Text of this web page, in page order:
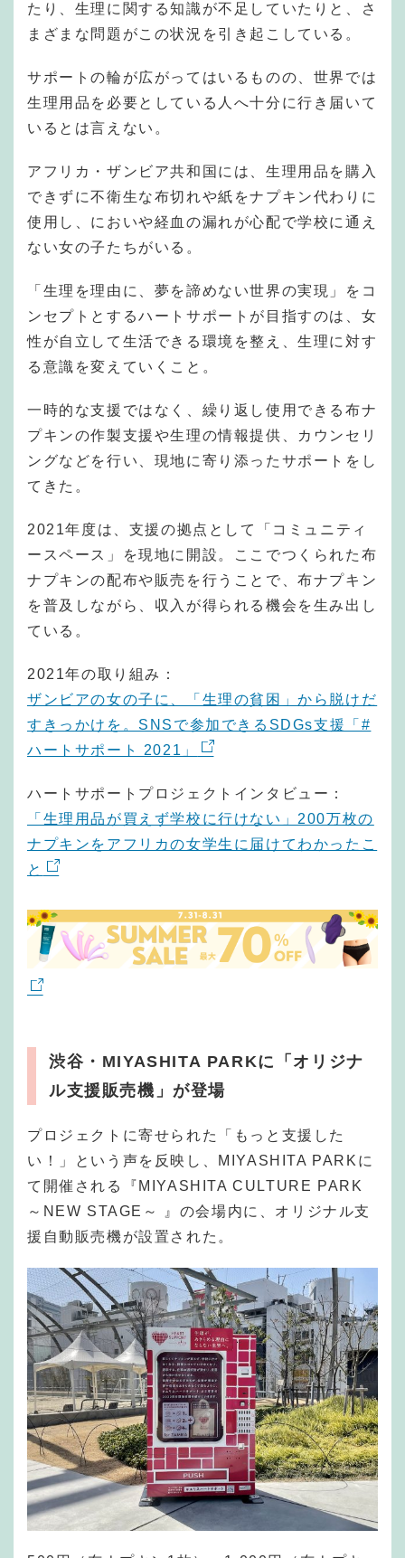
たり、生理に関する知識が不足していたりと、さ
まざまな問題がこの状況を引き起こしている。
サポートの輪が広がってはいるものの、世界では
生理用品を必要としている人へ十分に行き届いて
いるとは言えない。
アフリカ・ザンビア共和国には、生理用品を購入
できずに不衛生な布切れや紙をナプキン代わりに
使用し、においや経血の漏れが心配で学校に通え
ない女の子たちがいる。
「生理を理由に、夢を諦めない世界の実現」をコ
ンセプトとするハートサポートが目指すのは、女
性が自立して生活できる環境を整え、生理に対す
る意識を変えていくこと。
一時的な支援ではなく、繰り返し使用できる布ナ
プキンの作製支援や生理の情報提供、カウンセリ
ングなどを行い、現地に寄り添ったサポートをし
てきた。
2021年度は、支援の拠点として「コミュニティ
ースペース」を現地に開設。ここでつくられた布
ナプキンの配布や販売を行うことで、布ナプキン
を普及しながら、収入が得られる機会を生み出し
ている。
2021年の取り組み：
ザンビアの女の子に、「生理の貧困」から脱けだ
すきっかけを。SNSで参加できるSDGs支援「#
ハートサポート 2021」
ハートサポートプロジェクトインタビュー：
「生理用品が買えず学校に行けない」200万枚の
ナプキンをアフリカの女学生に届けてわかったこ
と
渋谷・MIYASHITA PARKに「オリジナ
ル支援販売機」が登場
プロジェクトに寄せられた「もっと支援した
い！」という声を反映し、MIYASHITA PARKに
て開催される『MIYASHITA CULTURE PARK
～NEW STAGE～ 』の会場内に、オリジナル支
援自動販売機が設置された。